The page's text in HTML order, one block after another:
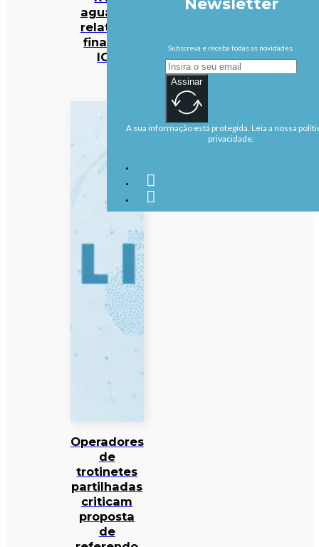
aguarda
relatório
final da
IGF
Operadores
de
trotinetes
partilhadas
criticam
proposta
de
Newsletter
Subscreva e receba todas as novidades.
Assinar
A sua informação está protegida. Leia a nossa
privacidade.